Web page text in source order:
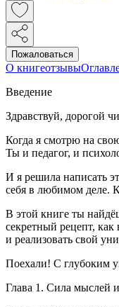
Пожаловаться
О книгеотзывы
Введение
Здравствуй, дорогой
Когда я смотрю на
Ты и педагог, и
И я решила написать
себя в любимом деле.
В этой книге ты
секретный рецепт,
и реализовать свой
Поехали! С глубоким
Глава 1. Сила мыслей